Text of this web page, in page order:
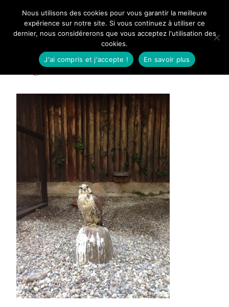
contenuMangue Poudrée
img_0219
Nous utilisons des cookies pour vous garantir la meilleure
expérience sur notre site. Si vous continuez à utiliser ce
dernier, nous considérerons que vous acceptez l'utilisation des
cookies.
J'ai compris et j'accepte !
En savoir plus